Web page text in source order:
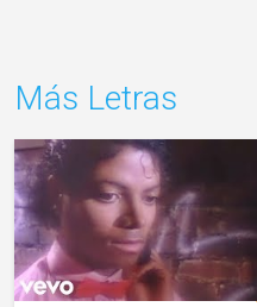
Más Letras